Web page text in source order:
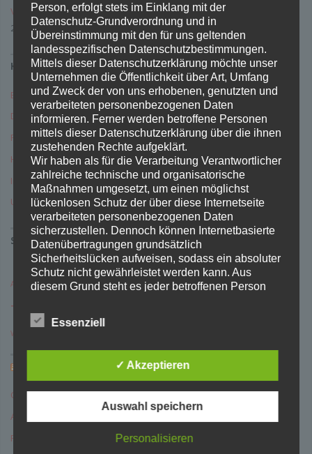
Verschlüsselung mit Let’s Encyrpt und Apache’s mod_md
2018
KATEGORIEN
Blog
Datenschutz
FreeBSD
How-To
Impressum
Uncategorised
SCHLAGWÖRTER
ACME Apache Barbones Blog FreeBSD Gateway How-
To
Logfile
Windows 10
Ohne Titel 29. Juli 2026
April-June 2026 Status Report
27. Juli 2026
Ports Repository Frozen 23. Juli 2026
Person, erfolgt stets im Einklang mit der
Datenschutz-Grundverordnung und in
Übereinstimmung mit den für uns geltenden
landesspezifischen Datenschutzbestimmungen.
Mittels dieser Datenschutzerklärung möchte unser
Unternehmen die Öffentlichkeit über Art, Umfang
und Zweck der von uns erhobenen, genutzten und
verarbeiteten personenbezogenen Daten
informieren. Ferner werden betroffene Personen
mittels dieser Datenschutzerklärung über die ihnen
zustehenden Rechte aufgeklärt.
Wir haben als für die Verarbeitung Verantwortlicher
zahlreiche technische und organisatorische
Maßnahmen umgesetzt, um einen möglichst
lückenlosen Schutz der über diese Internetseite
verarbeiteten personenbezogenen Daten
sicherzustellen. Dennoch können Internetbasierte
Datenübertragungen grundsätzlich
Sicherheitslücken aufweisen, sodass ein absoluter
Schutz nicht gewährleistet werden kann. Aus
diesem Grund steht es jeder betroffenen Person
alternativen Wegen, beispielsweise telefonisch, an
uns zu übermitteln.
Grundverordnung (DS-GVO) verwendet wurden. Unsere
einfach lesbar und verständlich sein. Um dies zu
Essenziell
✓ Akzeptieren
Auswahl speichern
Personalisieren